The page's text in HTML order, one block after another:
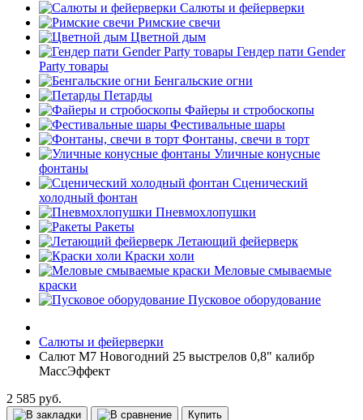
Салюты и фейерверки
Римские свечи
Цветной дым
Гендер пати Gender
Party товары
Бенгальские огни
Петарды
Файеры и стробоскопы
Фестивальные шары
Фонтаны, свечи в торт
Уличные конусные
фонтаны
Сценический
холодный фонтан
Пневмохлопушки
Ракеты
Летающий фейерверк
Краски холи
Меловые смываемые
краски
Пусковое оборудование
Салюты и фейерверки
Салют M7 Новогодний 25 выстрелов 0,8" калибр
МассЭффект
2 585 руб.
Купить